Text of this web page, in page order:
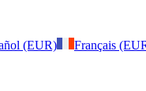
(EUR) Français